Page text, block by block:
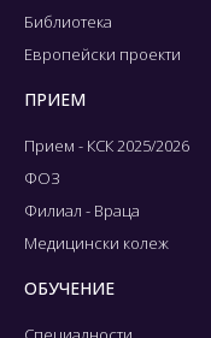
Библиотека
Европейски проекти
ПРИЕМ
Прием - КСК 2025/2026
ФОЗ
Филиал - Враца
Медицински колеж
ОБУЧЕНИЕ